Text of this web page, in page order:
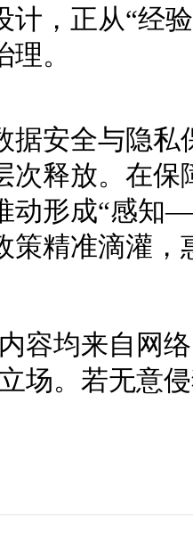
计，正从“经
。
安全与隐私
次释放。在
动形成“感
策精准滴灌，
内容均来自网
场。若无意